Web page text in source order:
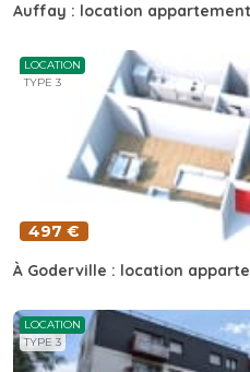
Auffay : location
LOCATION
TYPE 3
497 €
À Goderville : location
LOCATION
TYPE 3